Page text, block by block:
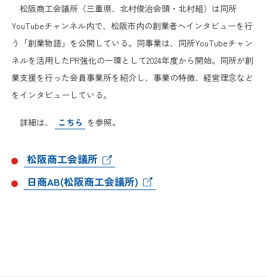
検定試験
ビジネス交流
海外ビジネス・貿易証明
情報提供・広報
その他サービス
調査・研究
日本商工会議所とは
組織概要
役員紹介
青年部・女性会
松阪商工会議所（三重県、北村俊治会頭・北村組）は同所
YouTubeチャンネル内で、松阪市内の創業者へインタビューを行
う「創業物語」を公開している。同事業は、同所YouTubeチャン
ネルを活用したPR強化の一環として2024年度から開始。同所が創
業支援を行った会員事業所を紹介し、事業の特徴、経営理念など
をインタビューしている。
詳細は、 こちら を参照。
松阪商工会議所
日商AB(松阪商工会議所)